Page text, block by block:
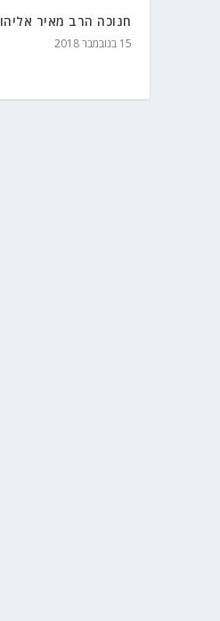
חנוכה הרב מאיר אליהו
15 בנובמבר 2018